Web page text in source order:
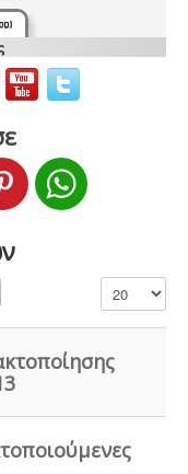
-
οξυγόνου -
καλλυντικών
επεξεργασίας
αποχέτευσης.
καταλύματα
λειτουργίας που
υποδοχής,
Εμφάνιση #